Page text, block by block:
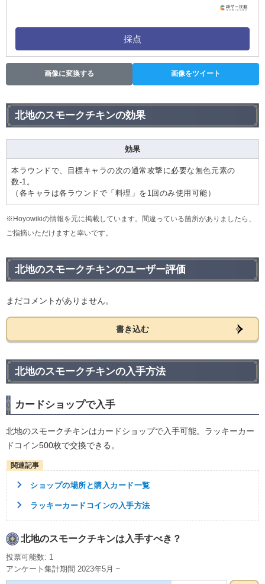
採点
画像に変換する 画像をツイート
北地のスモークチキンの効果
効果
本ラウンドで、目標キャラの次の通常攻撃に必要な無色元素の
数-1。
（各キャラは各ラウンドで「料理」を1回のみ使用可能）
※Hoyowikiの情報を元に掲載しています。間違っている箇所がありましたら、
ご指摘いただけますと幸いです。
北地のスモークチキンのユーザー評価
まだコメントがありません。
書き込む
北地のスモークチキンの入手方法
カードショップで入手
北地のスモークチキンはカードショップで入手可能。ラッキーカー
ドコイン500枚で交換できる。
ショップの場所と購入カード一覧
ラッキーカードコインの入手方法
北地のスモークチキンは入手すべき？
投票可能数: 1
アンケート集計期間 2023年5月 ~